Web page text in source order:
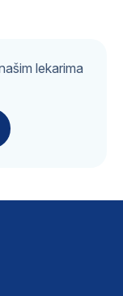
lekarima